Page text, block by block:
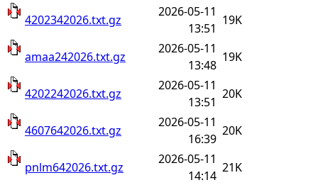
4202342026.txt.gz
2026-05-11
13:51
19K
amaa242026.txt.gz
2026-05-11
13:48
19K
4202242026.txt.gz
2026-05-11
13:51
20K
4607642026.txt.gz
2026-05-11
16:39
20K
pnlm642026.txt.gz
2026-05-11
14:14
21K